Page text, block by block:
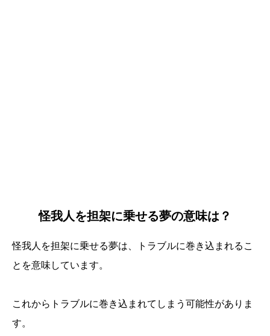
怪我人を担架に乗せる夢の意味は？
怪我人を担架に乗せる夢は、トラブルに巻き込まれるこ
とを意味しています。
これからトラブルに巻き込まれてしまう可能性がありま
す。